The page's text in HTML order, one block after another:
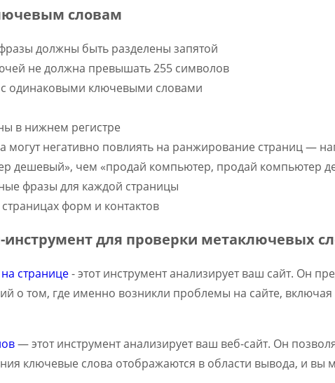
словам
должны быть разделены запятой
не должна превышать 255 символов
с одинаковыми ключевыми словами
в нижнем регистре
могут негативно повлиять на ранжирование страниц —
дешевый», чем «продай компьютер, продай компьютер
фразы для каждой страницы
форм и контактов
для проверки метаключевых
на странице- этот инструмент анализирует ваш сайт. Он
о том, где именно возникли проблемы на сайте,
— этот инструмент анализирует ваш веб-сайт. Он
ключевые слова отображаются в области вывода, и вы